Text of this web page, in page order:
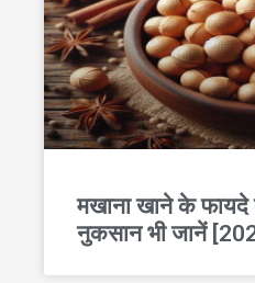
मखाना खाने के
नुकसान भी जानें